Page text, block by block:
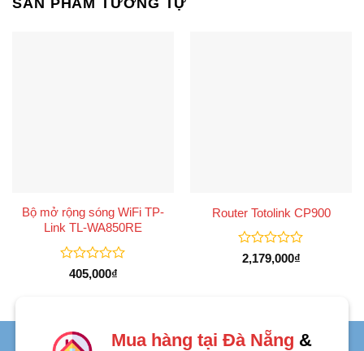
Bộ mở rộng sóng WiFi TP-
Link TL-WA850RE
Được
sao
405,000₫
Router Totolink CP900
Được
2,179,000₫
Mua hàng tại Đà Nẵng &